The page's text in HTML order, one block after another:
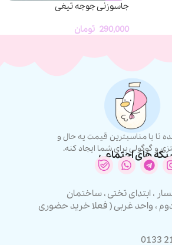
جاسوزنی جوجه تیغی
290,000 تومان
تا با مناسبترین قیمت یه حال و
و گوگولی برای شما ایجاد کنه.
های اجتماعی
، ابتدای تختی ، ساختمان
، واحد غربی ( فعلا خرید حضوری